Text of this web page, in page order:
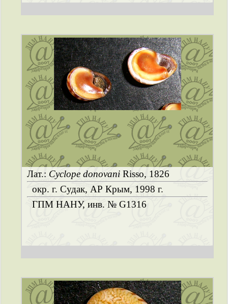
Лат.: Cyclope donovani Risso, 1826
окр. г. Судак, АР Крым, 1998 г.
ГПМ НАНУ, инв. № G1316